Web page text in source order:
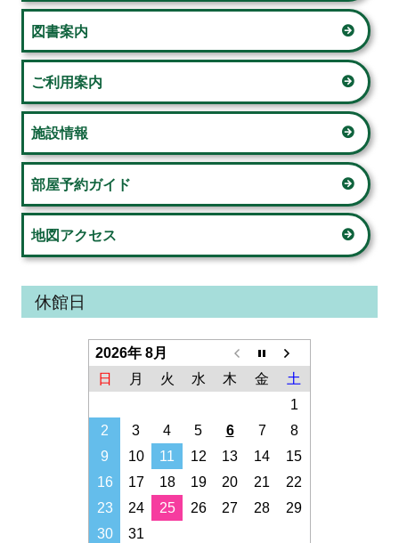
ン
イ
ド
バ
ー
図書案内
ご利用案内
施設情報
部屋予約ガイド
地図アクセス
休館日
2026年 8月
日
月 火 水 木 金
土
1
2
3 4 5 6 7
8
9
10 11 12 13 14
15
16
17 18 19 20 21
22
23
24 25 26 27 28
29
30
31